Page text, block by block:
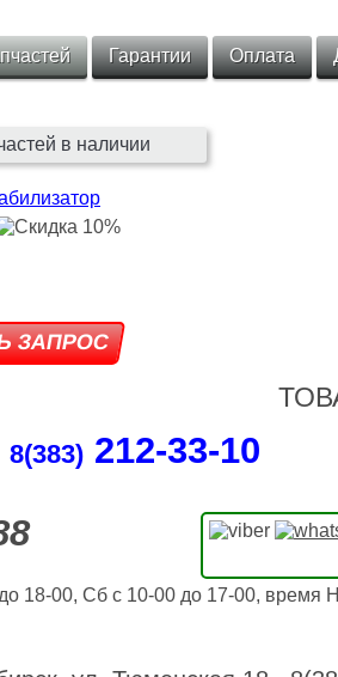
Гарантии Оплата
в наличии
8(383) 212‑33‑10
18-00, Сб с 10-00 до 17-00, время